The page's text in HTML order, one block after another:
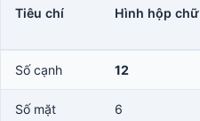
Tiêu chí Hình hộp
Số cạnh 12
Số mặt 6